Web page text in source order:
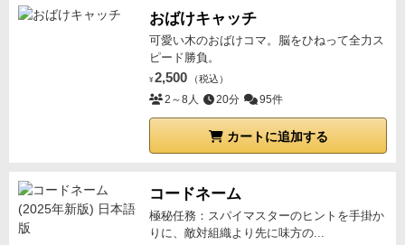
おばけキャッチ
可愛い木のおばけコマ。脳をひねって全力ス
ピード勝負。
¥ 2,500 （税込）
2～8人 20分 95件
カートに追加する
コードネーム
極秘任務：スパイマスターのヒントを手掛か
りに、敵対組織より先に味方の...